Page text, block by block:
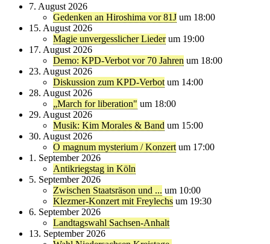
7. August 2026
Gedenken an Hiroshima vor 81J um 18:00
15. August 2026
Magie unvergesslicher Lieder um 19:00
17. August 2026
Demo: KPD-Verbot vor 70 Jahren um 18:00
23. August 2026
Diskussion zum KPD-Verbot um 14:00
28. August 2026
„March for liberation" um 18:00
29. August 2026
Musik: Kim Morales & Band um 15:00
30. August 2026
O magnum mysterium / Konzert um 17:00
1. September 2026
Antikriegstag in Köln
5. September 2026
Zwischen Staatsräson und ... um 10:00
Klezmer-Konzert mit Freylechs um 19:30
6. September 2026
Landtagswahl Sachsen-Anhalt
13. September 2026